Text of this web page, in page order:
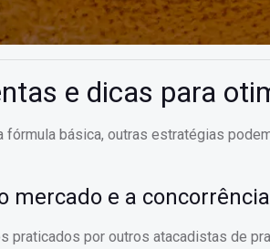
e dicas para
fórmula básica, outras estratégias
mercado e a concorrência
praticados por outros atacadistas de